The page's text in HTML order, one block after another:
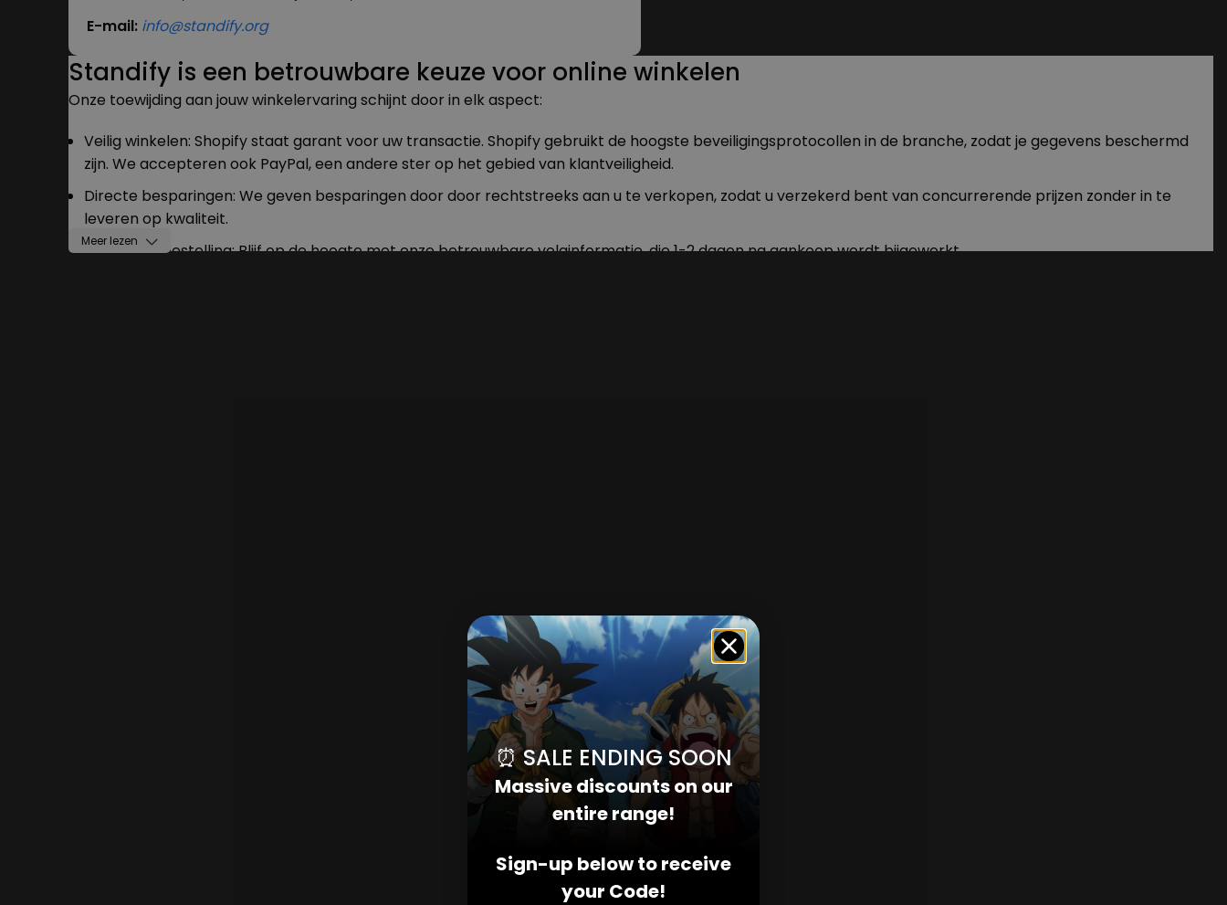
E-mail: info@standify.org
Standify is een betrouwbare keuze voor online winkelen
Onze toewijding aan jouw winkelervaring schijnt door in elk aspect:
Veilig winkelen: Shopify staat garant voor uw transactie. Shopify gebruikt de hoogste beveiligingsprotocollen in de branche, zodat je gegevens beschermd
zijn. We accepteren ook PayPal, een andere ster op het gebied van klantveiligheid.
Directe besparingen: We geven besparingen door door rechtstreeks aan u te verkopen, zodat u verzekerd bent van concurrerende prijzen zonder in te
leveren op kwaliteit.
Traceer je bestelling: Blijf op de hoogte met onze betrouwbare volginformatie, die 1-2 dagen na aankoop wordt bijgewerkt.
Meer lezen
⏰ SALE ENDING SOON
Massive discounts on our
entire range!
Sign-up below to receive
your Code!